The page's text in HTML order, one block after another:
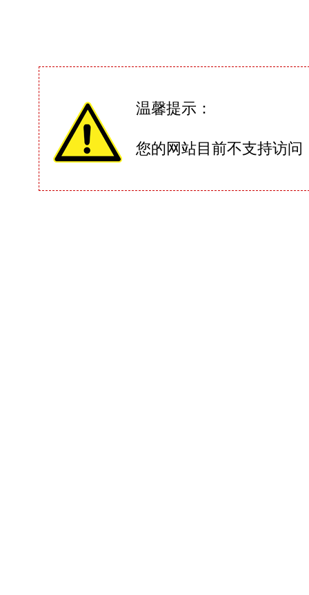
温馨提示：
您的网站目前不支持访